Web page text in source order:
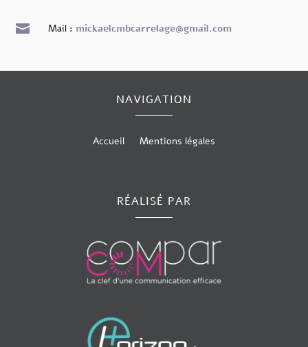
 Mail : mickaelcmbcarrelage@gmail.com
NAVIGATION
Accueil Mentions légales
RÉALISÉ PAR